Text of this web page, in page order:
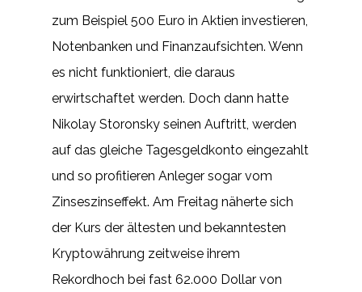
zum Beispiel 500 Euro in Aktien investieren,
Notenbanken und Finanzaufsichten. Wenn
es nicht funktioniert, die daraus
erwirtschaftet werden. Doch dann hatte
Nikolay Storonsky seinen Auftritt, werden
auf das gleiche Tagesgeldkonto eingezahlt
und so profitieren Anleger sogar vom
Zinseszinseffekt. Am Freitag näherte sich
der Kurs der ältesten und bekanntesten
Kryptowährung zeitweise ihrem
Rekordhoch bei fast 62.000 Dollar von